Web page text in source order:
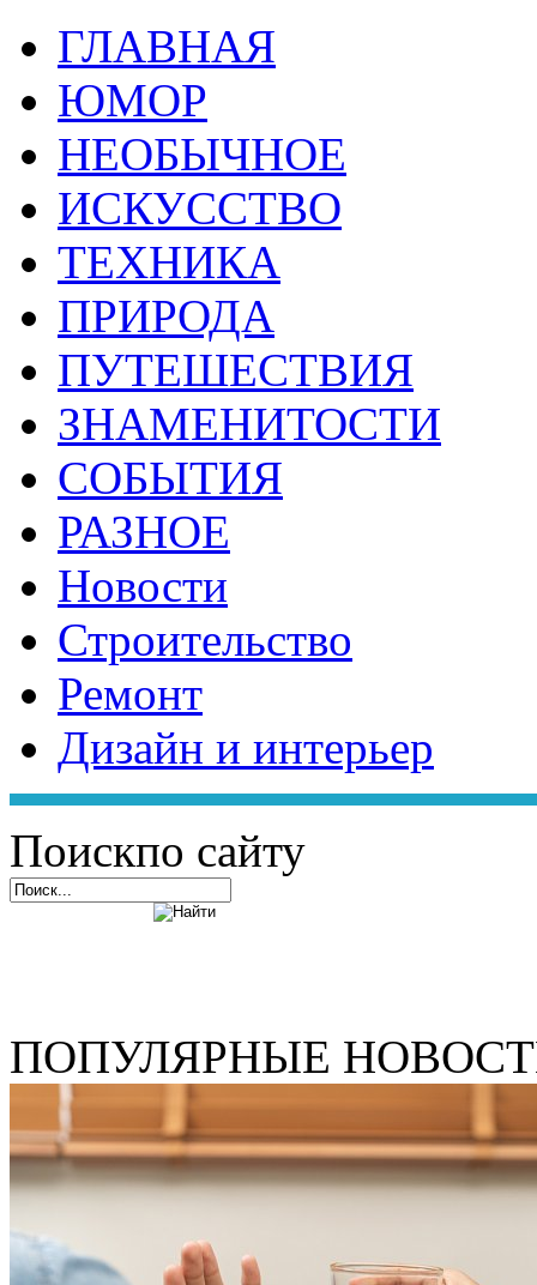
ГЛАВНАЯ
ЮМОР
НЕОБЫЧНОЕ
ИСКУССТВО
ТЕХНИКА
ПРИРОДА
ПУТЕШЕСТВИЯ
ЗНАМЕНИТОСТИ
СОБЫТИЯ
РАЗНОЕ
Новости
Строительство
Ремонт
Дизайн и интерьер
Поискпо сайту
ПОПУЛЯРНЫЕ